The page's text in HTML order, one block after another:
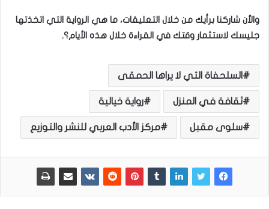
والأن شاركنا برأيك من خلال التعليقات، ما هي الرواية التي اتخذتها
جليسك لاستثمار وقتك في القراءة خلال هذه الأيام؟.
السلحفاة التي لا يراها الحمقى
ثقافة في المنزل رواية خيالية
سلوى مقبل مركز الأدب العربي للنشر والتوزيع